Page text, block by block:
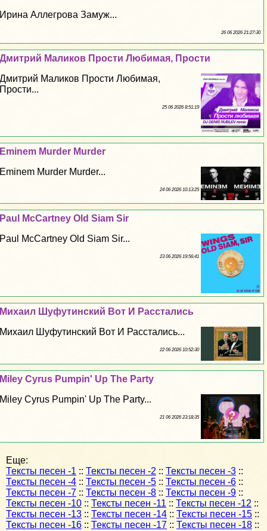
Ирина Аллегрова Замуж...
26 06 2026 21:27:30
Дмитрий Маликов Прости Любимая, Прости
Дмитрий Маликов Прости Любимая,
Прости...
25 06 2026 8:51:19
Eminem Murder Murder
Eminem Murder Murder...
24 06 2026 10:13:25
Paul McCartney Old Siam Sir
Paul McCartney Old Siam Sir...
23 06 2026 19:56:41
Михаил Шуфутинский Вот И Расстались
Михаил Шуфутинский Вот И Расстались...
22 06 2026 10:52:30
Miley Cyrus Pumpin' Up The Party
Miley Cyrus Pumpin' Up The Party...
21 06 2026 23:18:35
Еще:
Тексты песен -1 :: Тексты песен -2 :: Тексты песен -3 ::
Тексты песен -4 :: Тексты песен -5 :: Тексты песен -6 ::
Тексты песен -7 :: Тексты песен -8 :: Тексты песен -9 ::
Тексты песен -10 :: Тексты песен -11 :: Тексты песен -12 ::
Тексты песен -13 :: Тексты песен -14 :: Тексты песен -15 ::
Тексты песен -16 :: Тексты песен -17 :: Тексты песен -18 ::